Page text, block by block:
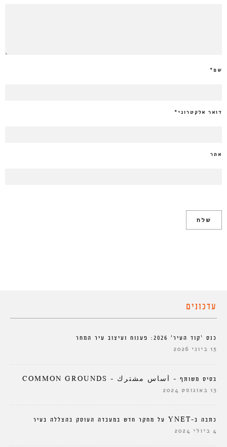
שם*
דואר אלקטרוני *
אתר
עדכונים
כנס ‘קוד העיר’ 2026: פענוח ועיצוב עיר המחר
15 ביוני 2026
בסיס משותף – أساس مشترك – COMMON GROUNDS
13 באוגוסט 2024
כתבה ב-YNET על מחקר חדש במעבדה העוסק בהצללה בעיר
4 ביולי 2024